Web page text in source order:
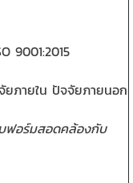
9001:2015
ยภายใน ปัจจัยภายนอก
ฟอร์มสอดคล้องกับ